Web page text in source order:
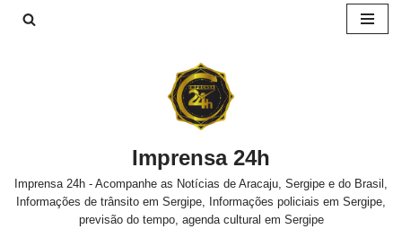
Imprensa 24h
Imprensa 24h - Acompanhe as Notícias de Aracaju, Sergipe e do Brasil,
Informações de trânsito em Sergipe, Informações policiais em Sergipe,
previsão do tempo, agenda cultural em Sergipe